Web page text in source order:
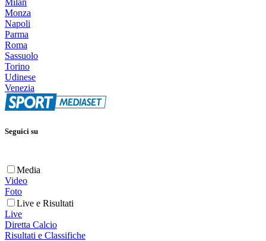
Milan
Monza
Napoli
Parma
Roma
Sassuolo
Torino
Udinese
Venezia
Seguici su
Media
Video
Foto
Live e Risultati
Live
Diretta Calcio
Risultati e Classifiche